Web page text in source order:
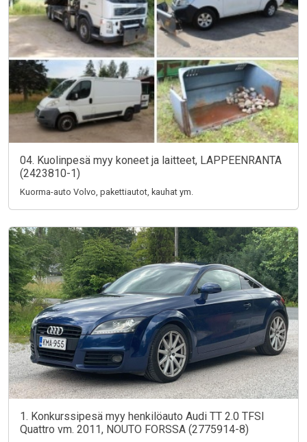
04. Kuolinpesä myy koneet ja laitteet, LAPPEENRANTA
(2423810-1)
Kuorma-auto Volvo, pakettiautot, kauhat ym.
1. Konkurssipesä myy henkilöauto Audi TT 2.0 TFSI
Quattro vm. 2011, NOUTO FORSSA (2775914-8)